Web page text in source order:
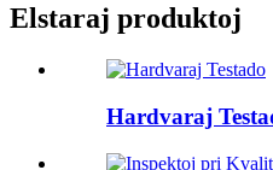
Elstaraj produktoj
Hardvaraj